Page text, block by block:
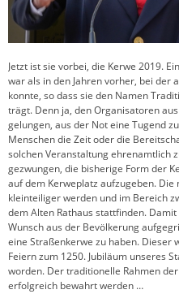
Jetzt ist sie vorbei, die Kerwe 2019.
war als in den Jahren vorher, bei der
konnte, so dass sie den Namen
trägt. Denn ja, den Organisatoren
gelungen, aus der Not eine Tugend
Menschen die Zeit oder die
solchen Veranstaltung ehrenamtlich
gezwungen, die bisherige Form der
auf dem Kerweplatz aufzugeben. Die
kleinteiliger werden und im Bereich
dem Alten Rathaus stattfinden.
Wunsch aus der Bevölkerung
eine Straßenkerwe zu haben. Dieser
Feiern zum 1250. Jubiläum unseres
worden. Der traditionelle Rahmen
erfolgreich bewahrt werden …